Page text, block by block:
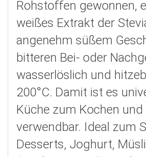
Rohstoffen gewonnen,
weißes Extrakt der
angenehm süßem
bitteren Bei- oder
wasserlöslich und
200°C. Damit ist es
Küche zum Kochen und
verwendbar. Ideal zum
Desserts, Joghurt,